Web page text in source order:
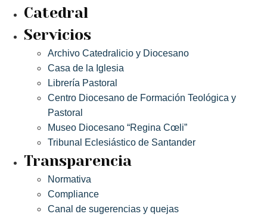
Catedral
Servicios
Archivo Catedralicio y Diocesano
Casa de la Iglesia
Librería Pastoral
Centro Diocesano de Formación Teológica y
Pastoral
Museo Diocesano “Regina Cœli”
Tribunal Eclesiástico de Santander
Transparencia
Normativa
Compliance
Canal de sugerencias y quejas